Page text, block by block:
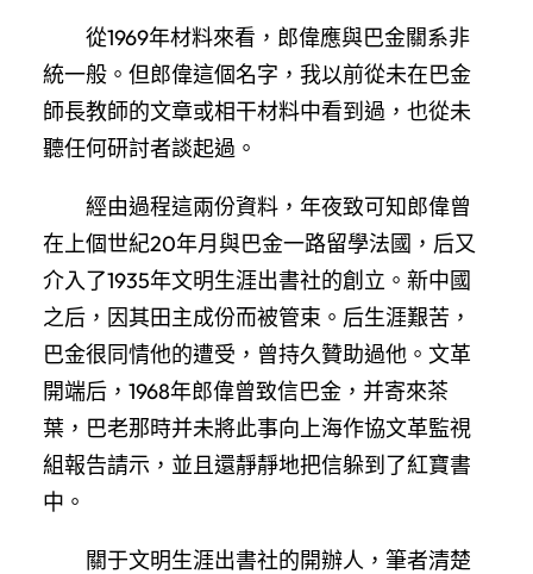
從1969年材料來看，郎偉應與巴金關系非
統一般。但郎偉這個名字，我以前從未在巴金
師長教師的文章或相干材料中看到過，也從未
聽任何研討者談起過。
經由過程這兩份資料，年夜致可知郎偉曾
在上個世紀20年月與巴金一路留學法國，后又
介入了1935年文明生涯出書社的創立。新中國
之后，因其田主成份而被管束。后生涯艱苦，
巴金很同情他的遭受，曾持久贊助過他。文革
開端后，1968年郎偉曾致信巴金，并寄來茶
葉，巴老那時并未將此事向上海作協文革監視
組報告請示，並且還靜靜地把信躲到了紅寶書
中。
關于文明生涯出書社的開辦人，筆者清楚